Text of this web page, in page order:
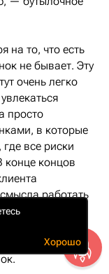
на то, что есть
не бывает. Эту
очень легко
просто
в которые
все риски
конце концов
работать
точных оценок —
Хорошо